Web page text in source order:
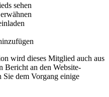
sehen
wird dieses Mitglied auch aus
Bericht an den Website-
Sie dem Vorgang einige